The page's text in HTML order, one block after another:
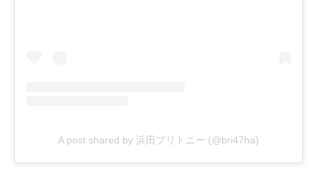
A post shared by 浜田ブリトニー (@bri47ha)